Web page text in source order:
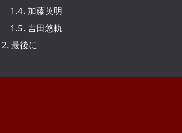
1.4. 加藤英明
1.5. 吉田悠軌
2. 最後に